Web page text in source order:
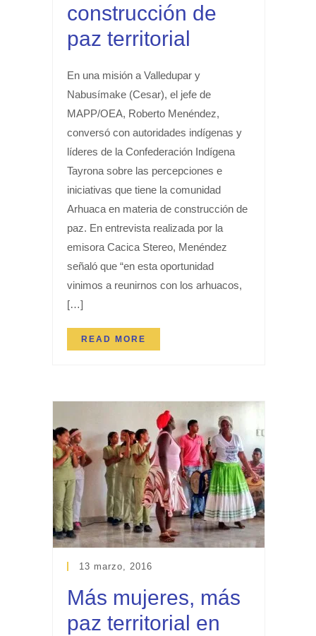
construcción de
paz territorial
En una misión a Valledupar y
Nabusímake (Cesar), el jefe de
MAPP/OEA, Roberto Menéndez,
conversó con autoridades indígenas y
líderes de la Confederación Indígena
Tayrona sobre las percepciones e
iniciativas que tiene la comunidad
Arhuaca en materia de construcción de
paz. En entrevista realizada por la
emisora Cacica Stereo, Menéndez
señaló que “en esta oportunidad
vinimos a reunirnos con los arhuacos,
[…]
READ MORE
13 marzo, 2016
Más mujeres, más
paz territorial en